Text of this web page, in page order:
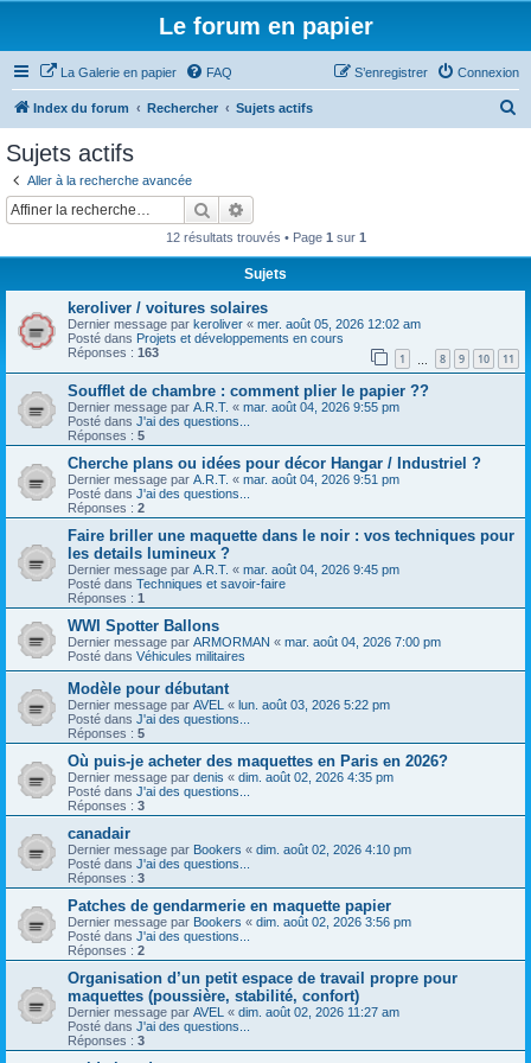
Le forum en papier
La Galerie en papier FAQ Connexion
S’enregistrer
Index du forum Rechercher Sujets actifs
Sujets actifs
Aller à la recherche avancée
Rechercher
12 résultats trouvés • Page 1 sur 1
Sujets
keroliver / voitures solaires
Dernier message par keroliver « mer. août 05, 2026 12:02 am
Posté dans Projets et développements en cours
Réponses : 163 1 8 9 10 11
Soufflet de chambre : comment plier le papier ??
Dernier message par A.R.T. « mar. août 04, 2026 9:55 pm
Posté dans J'ai des questions...
Réponses : 5
Cherche plans ou idées pour décor Hangar / Industriel ?
Dernier message par A.R.T. « mar. août 04, 2026 9:51 pm
Posté dans J'ai des questions...
Réponses : 2
Faire briller une maquette dans le noir : vos techniques pour
les details lumineux ?
Dernier message par A.R.T. « mar. août 04, 2026 9:45 pm
Posté dans Techniques et savoir-faire
Réponses : 1
WWI Spotter Ballons
Dernier message par ARMORMAN « mar. août 04, 2026 7:00 pm
Posté dans Véhicules militaires
Modèle pour débutant
Dernier message par AVEL « lun. août 03, 2026 5:22 pm
Posté dans J'ai des questions...
Réponses : 5
Où puis-je acheter des maquettes en Paris en 2026?
Dernier message par denis « dim. août 02, 2026 4:35 pm
Posté dans J'ai des questions...
Réponses : 3
canadair
Dernier message par Bookers « dim. août 02, 2026 4:10 pm
Posté dans J'ai des questions...
Réponses : 3
Patches de gendarmerie en maquette papier
Dernier message par Bookers « dim. août 02, 2026 3:56 pm
Posté dans J'ai des questions...
Réponses : 2
Organisation d’un petit espace de travail propre pour
maquettes (poussière, stabilité, confort)
Dernier message par AVEL « dim. août 02, 2026 11:27 am
Posté dans J'ai des questions...
Réponses : 3